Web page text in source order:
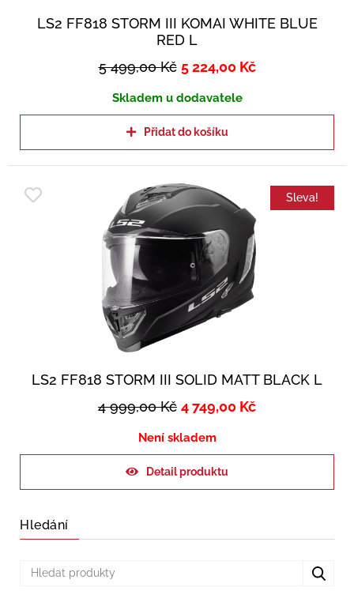
LS2 FF818 STORM III KOMAI WHITE BLUE
RED L
5 499,00Kč 5 224,00 Kč
Skladem u dodavatele
Přidat do košíku
Sleva!
LS2 FF818 STORM III SOLID MATT BLACK L
4 999,00Kč 4 749,00 Kč
Není skladem
Detail produktu
Hledání